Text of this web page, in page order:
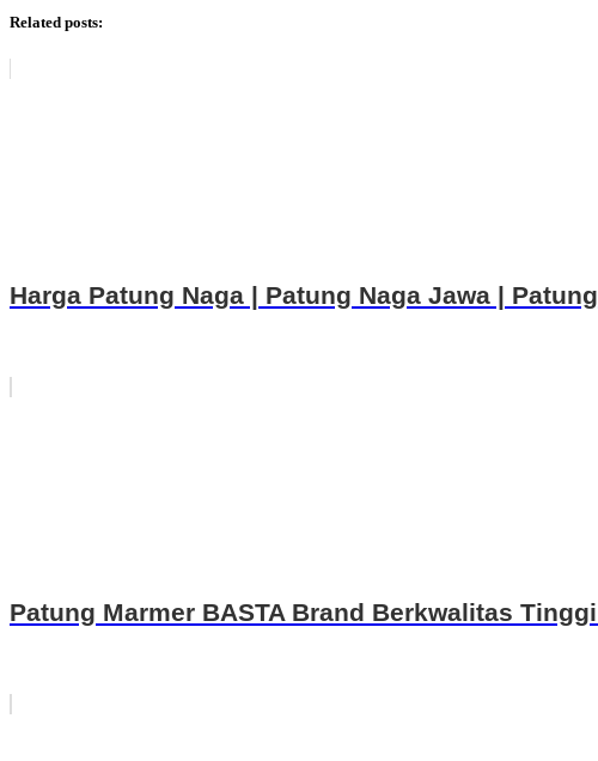
Related posts:
Harga Patung Naga | Patung Naga Jawa |
Patung Marmer BASTA Brand Berkwalitas